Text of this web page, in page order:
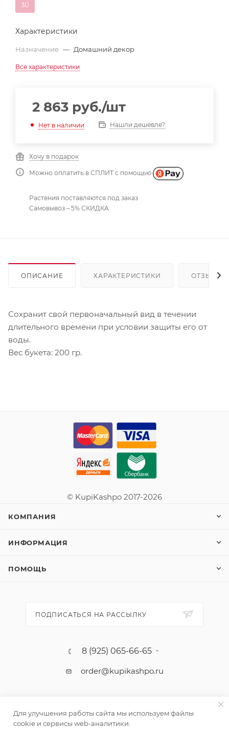
30
Характеристики
Назначение — Домашний декор
Все характеристики
2 863 руб./шт
Нет в наличии Нашли дешевле?
Хочу в подарок
Можно оплатить в СПЛИТ с помощью
Растения поставляются под заказ
Самовывоз – 5% СКИДКА
ОПИСАНИЕ ХАРАКТЕРИСТИКИ ОТЗЫВЫ
Сохранит свой первоначальный вид в течении
длительного времени при условии защиты его от
воды.
Вес букета: 200 гр.
© KupiKashpo 2017-2026
КОМПАНИЯ
ИНФОРМАЦИЯ
ПОМОЩЬ
ПОДПИСАТЬСЯ НА РАССЫЛКУ
8 (925) 065-66-65
order@kupikashpo.ru
Для улучшения работы сайта мы используем файлы
cookie и сервисы web-аналитики.